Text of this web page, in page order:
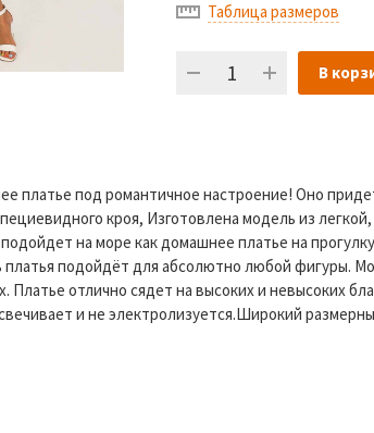
Таблица размеров
В
платье под романтичное настроение! Оно
кроя, Изготовлена модель из
на море как домашнее платье на
платья подойдёт для абсолютно любой фигуры.
Платье отлично сядет на высоких и невысоких
и не электролизуется.Широкий